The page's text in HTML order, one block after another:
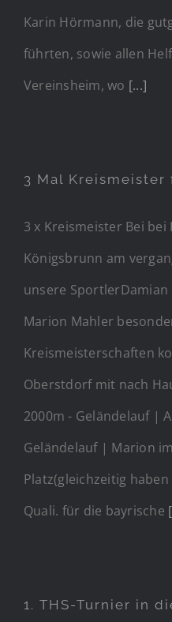
Karin Hörmann, die
führten, sowie allen
Vereinsheim, wo [...]
3 Mal Kreismeister
3 x Kreismeister Bei
Königsbrunn am
unsere SportlerDamian
Marion Mahler
Kreismeisterschaften
Oberstdorf mit nach
2000m - Geländelauf |
Geländelauf | Marion
Platz(gleichzeitig
Quali. für die bayrische
1. THS-Turnier in